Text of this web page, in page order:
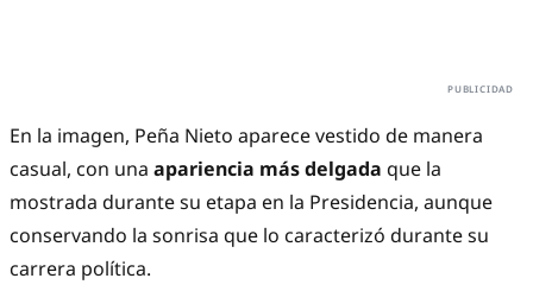
En la imagen, Peña Nieto aparece vestido de manera
casual, con una apariencia más delgada que la
mostrada durante su etapa en la Presidencia, aunque
conservando la sonrisa que lo caracterizó durante su
carrera política.